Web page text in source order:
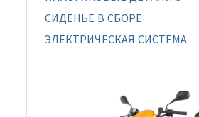
СИДЕНЬЕ В СБОРЕ
ЭЛЕКТРИЧЕСКАЯ СИСТЕМА